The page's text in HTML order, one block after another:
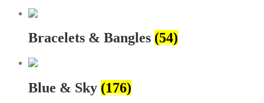
Bracelets & Bangles (54)
Blue & Sky (176)